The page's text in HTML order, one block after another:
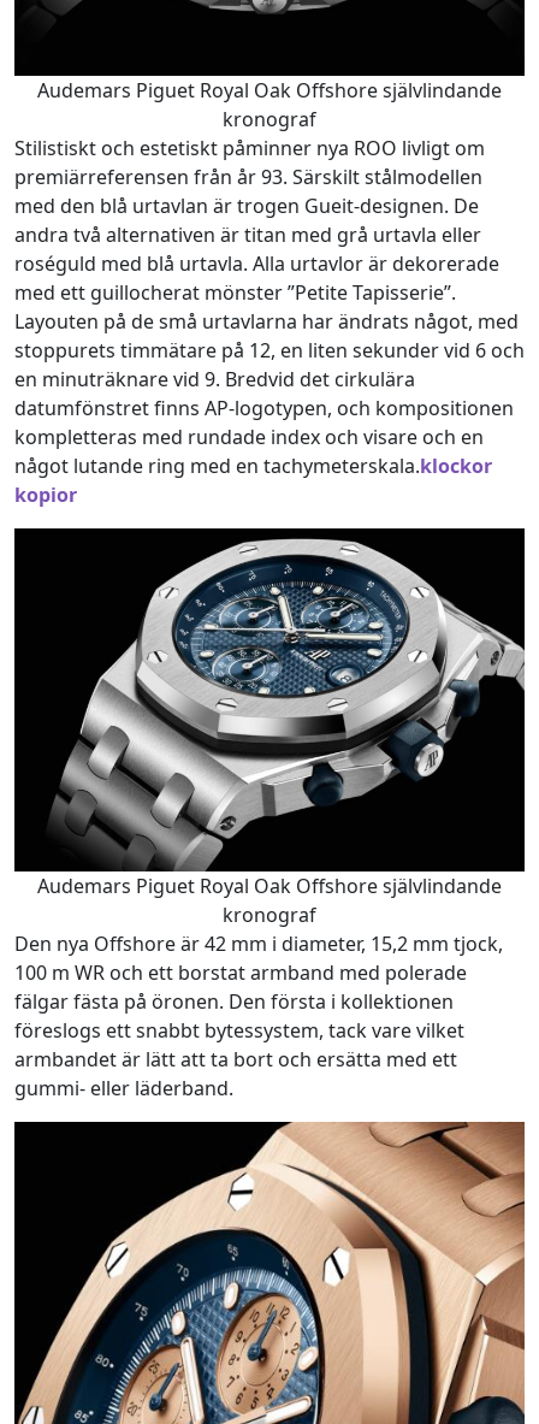
Audemars Piguet Royal Oak Offshore självlindande
kronograf
Stilistiskt och estetiskt påminner nya ROO livligt om
premiärreferensen från år 93. Särskilt stålmodellen
med den blå urtavlan är trogen Gueit-designen. De
andra två alternativen är titan med grå urtavla eller
roséguld med blå urtavla. Alla urtavlor är dekorerade
med ett guillocherat mönster ”Petite Tapisserie”.
Layouten på de små urtavlarna har ändrats något, med
stoppurets timmätare på 12, en liten sekunder vid 6 och
en minuträknare vid 9. Bredvid det cirkulära
datumfönstret finns AP-logotypen, och kompositionen
kompletteras med rundade index och visare och en
något lutande ring med en tachymeterskala.klockor
kopior
Audemars Piguet Royal Oak Offshore självlindande
kronograf
Den nya Offshore är 42 mm i diameter, 15,2 mm tjock,
100 m WR och ett borstat armband med polerade
fälgar fästa på öronen. Den första i kollektionen
föreslogs ett snabbt bytessystem, tack vare vilket
armbandet är lätt att ta bort och ersätta med ett
gummi- eller läderband.